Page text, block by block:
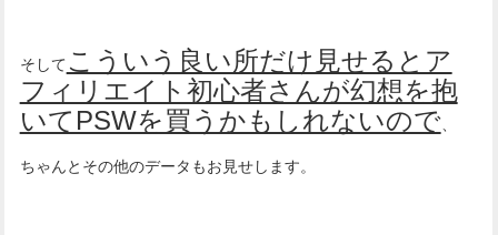
そして こういう良い所だけ見せるとア
フィリエイト初心者さんが幻想を抱
いてPSWを買うかもしれないので、
ちゃんとその他のデータもお見せします。